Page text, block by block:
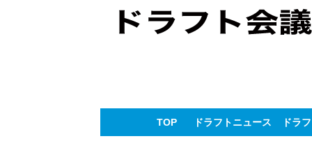
TOP ドラフトニュース ドラ